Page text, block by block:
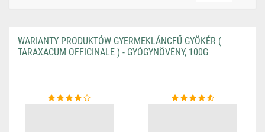
WARIANTY PRODUKTÓW GYERMEKLÁNCFŰ GYÖKÉR (
TARAXACUM OFFICINALE ) - GYÓGYNÖVÉNY, 100G